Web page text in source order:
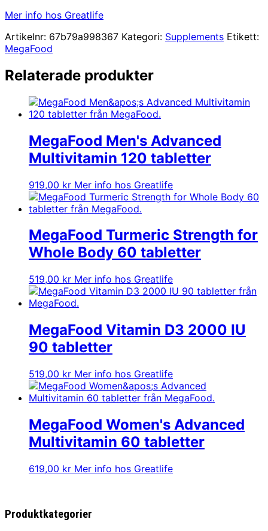
Mer info hos Greatlife
Artikelnr: 67b79a998367 Kategori: Supplements Etikett:
MegaFood
Relaterade produkter
MegaFood Men's Advanced
Multivitamin 120 tabletter
919,00 kr Mer info hos Greatlife
MegaFood Turmeric Strength for
Whole Body 60 tabletter
519,00 kr Mer info hos Greatlife
MegaFood Vitamin D3 2000 IU
90 tabletter
519,00 kr Mer info hos Greatlife
MegaFood Women's Advanced
Multivitamin 60 tabletter
619,00 kr Mer info hos Greatlife
Produktkategorier